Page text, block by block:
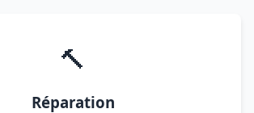
🔨
Réparation